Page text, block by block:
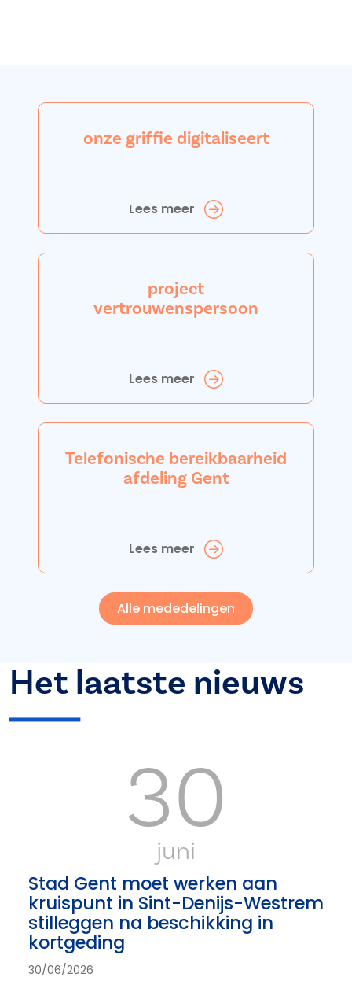
onze griffie digitaliseert
Lees meer
project
vertrouwenspersoon
Lees meer
Telefonische bereikbaarheid
afdeling Gent
Lees meer
Alle mededelingen
Het laatste nieuws
30
juni
Stad Gent moet werken aan
kruispunt in Sint-Denijs-Westrem
stilleggen na beschikking in
kortgeding
30/06/2026